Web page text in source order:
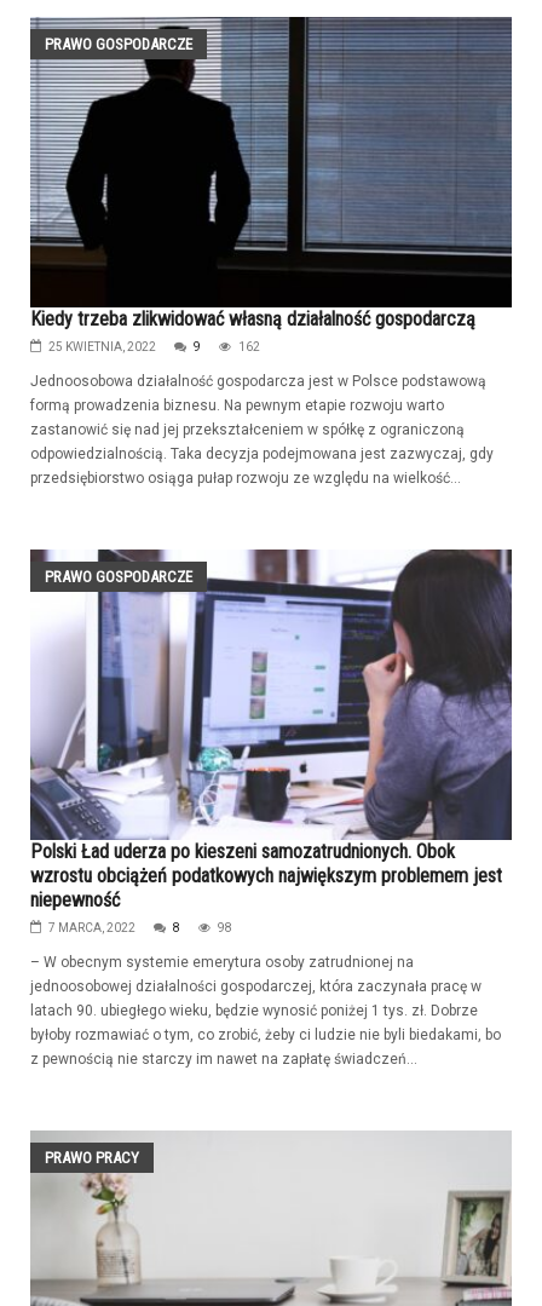
PRAWO GOSPODARCZE
Kiedy trzeba zlikwidować własną działalność gospodarczą
25 KWIETNIA, 2022 9 162
Jednoosobowa działalność gospodarcza jest w Polsce podstawową
formą prowadzenia biznesu. Na pewnym etapie rozwoju warto
zastanowić się nad jej przekształceniem w spółkę z ograniczoną
odpowiedzialnością. Taka decyzja podejmowana jest zazwyczaj, gdy
przedsiębiorstwo osiąga pułap rozwoju ze względu na wielkość...
PRAWO GOSPODARCZE
Polski Ład uderza po kieszeni samozatrudnionych. Obok
wzrostu obciążeń podatkowych największym problemem jest
niepewność
7 MARCA, 2022 8 98
– W obecnym systemie emerytura osoby zatrudnionej na
jednoosobowej działalności gospodarczej, która zaczynała pracę w
latach 90. ubiegłego wieku, będzie wynosić poniżej 1 tys. zł. Dobrze
byłoby rozmawiać o tym, co zrobić, żeby ci ludzie nie byli biedakami, bo
z pewnością nie starczy im nawet na zapłatę świadczeń...
PRAWO PRACY